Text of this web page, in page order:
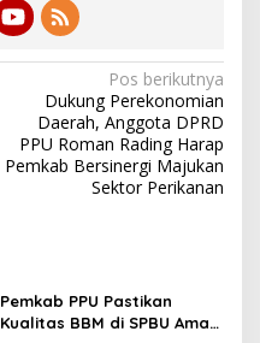
Pos berikutnya
Dukung Perekonomian
Daerah, Anggota DPRD
PPU Roman Rading Harap
Pemkab Bersinergi Majukan
Sektor Perikanan
Pemkab PPU Pastikan
Kualitas BBM di SPBU Aman